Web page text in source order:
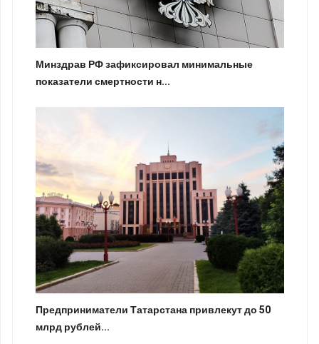
Минздрав РФ зафиксировал минимальные
показатели смертности н...
Предприниматели Татарстана привлекут до 50
млрд рублей...